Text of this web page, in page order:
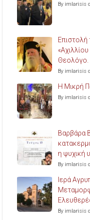
By imlarisis
Θεολόγο.
By imlarisis
Η Μικρή
By imlarisis
Βαρβάρα
η ψυχική
By imlarisis
Ιερά
By imlarisis